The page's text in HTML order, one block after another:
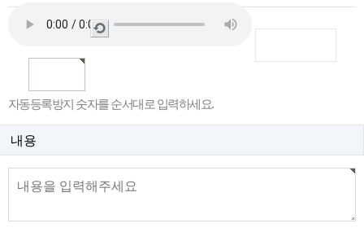
새
자동등록방지 숫자를 순서대로 입력하세요.
내용